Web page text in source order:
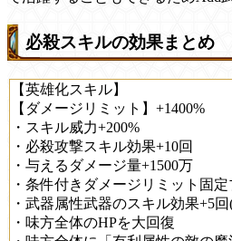
必殺スキルの効果まとめ
【英雄化スキル】
【ダメージリミット】+1400%
・スキル威力+200%
・必殺攻撃スキル効果+10回
・与えるダメージ量+1500万
・条件付きダメージリミット固
・武器属性武器のスキル効果+5回
・味方全体のHPを大回復